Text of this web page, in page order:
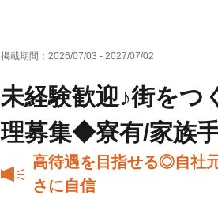
掲載期間： 2026/07/03 - 2027/07/02
未経験歓迎♪街をつ
理募集◆寮有/家族
高待遇を目指せる◎自社
さに自信